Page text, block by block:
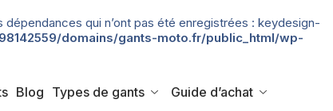
qui n’ont pas été enregistrées : keydesign-
domains/gants-moto.fr/public_html/wp-
Blog Types de gants Guide d’achat